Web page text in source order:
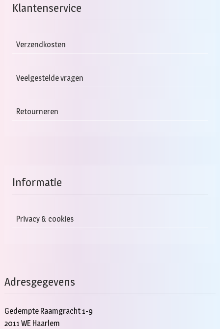
Klantenservice
Verzendkosten
Veelgestelde vragen
Retourneren
Informatie
Privacy & cookies
Adresgegevens
Gedempte Raamgracht 1-9
2011 WE Haarlem